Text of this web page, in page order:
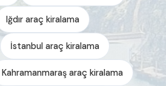
Iğdır araç kiralama
İstanbul araç kiralama
Kahramanmaraş araç kiralama